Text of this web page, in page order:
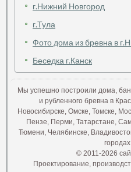
г.Нижний Новгород
г.Тула
Фото дома из бревна в
Беседка г.Канск
Мы успешно построили дома,
и рубленного бревна в
Новосибирске, Омске, Томске,
Пензе, Перми, Татарстане,
Тюмени, Челябинске,
© 2011-2026
Проектирование,